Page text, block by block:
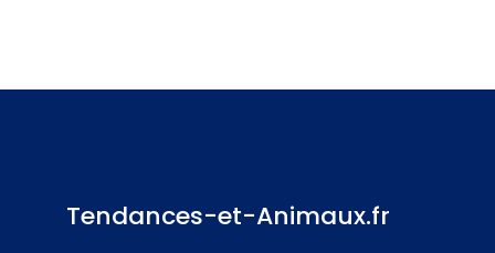
Tendances-et-Animaux.fr